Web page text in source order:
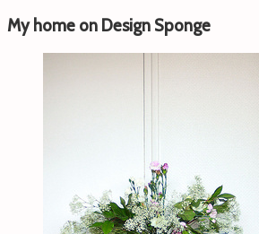
My home on Design Sponge